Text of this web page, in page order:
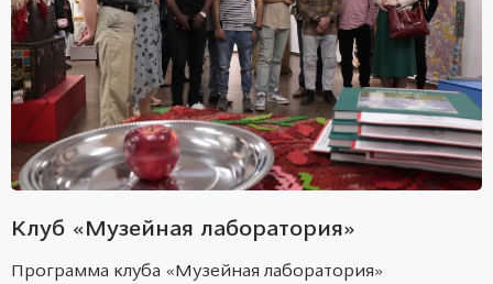
Клуб «Музейная лаборатория»
Программа клуба «Музейная лаборатория»